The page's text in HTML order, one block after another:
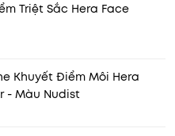
Triệt Sắc Hera Face
Khuyết Điểm Môi Hera
- Màu Nudist